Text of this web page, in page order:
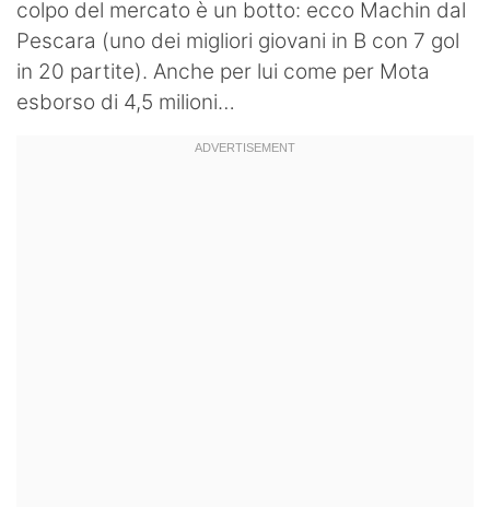
colpo del mercato è un botto: ecco Machin dal
Pescara (uno dei migliori giovani in B con 7 gol
in 20 partite). Anche per lui come per Mota
esborso di 4,5 milioni…